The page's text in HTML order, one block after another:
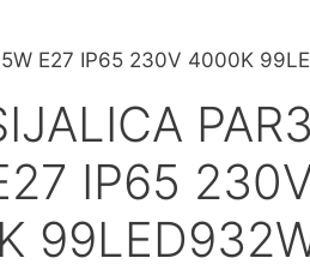
E27 IP65 230V 4000K
IP65